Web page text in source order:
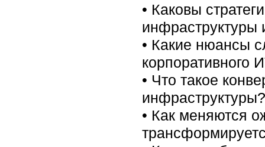
• Каковы
• Какие нюансы
корпоративного
• Что такое
инфраструктуры?
• Как меняются